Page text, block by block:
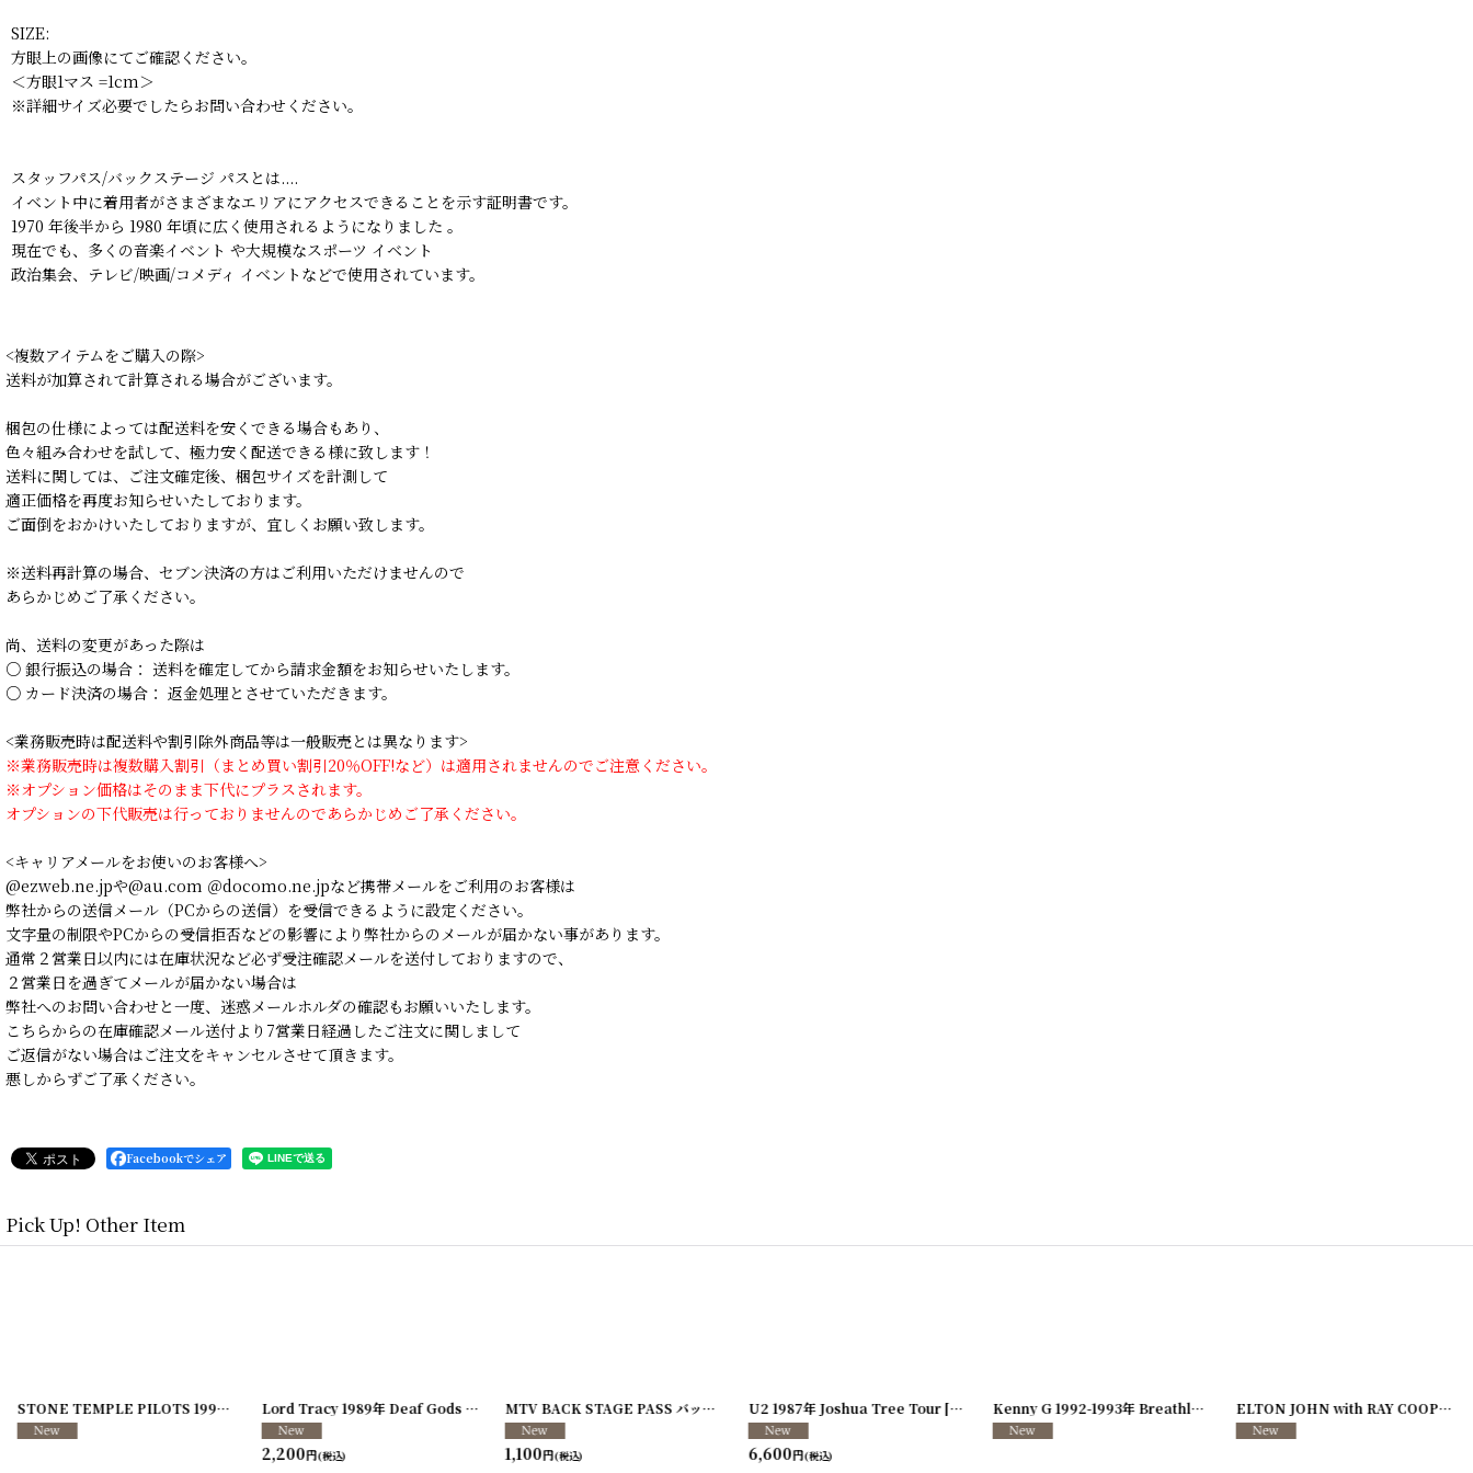
SIZE:
方眼上の画像にてご確認ください。
＜方眼1マス =1cm＞
※詳細サイズ必要でしたらお問い合わせください。
スタッフパス/バックステージ パスとは....
イベント中に着用者がさまざまなエリアにアクセスできることを示す証明書です。
1970 年後半から 1980 年頃に広く使用されるようになりました 。
現在でも、多くの音楽イベント や大規模なスポーツ イベント
政治集会、テレビ/映画/コメディ イベントなどで使用されています。
<複数アイテムをご購入の際>
送料が加算されて計算される場合がございます。
梱包の仕様によっては配送料を安くできる場合もあり、
色々組み合わせを試して、極力安く配送できる様に致します！
送料に関しては、ご注文確定後、梱包サイズを計測して
適正価格を再度お知らせいたしております。
ご面倒をおかけいたしておりますが、宜しくお願い致します。
※送料再計算の場合、セブン決済の方はご利用いただけませんので
あらかじめご了承ください。
尚、送料の変更があった際は
○ 銀行振込の場合： 送料を確定してから請求金額をお知らせいたします。
○ カード決済の場合： 返金処理とさせていただきます。
<業務販売時は配送料や割引除外商品等は一般販売とは異なります>
※業務販売時は複数購入割引（まとめ買い割引20％OFF!など）は適用されませんのでご注意ください。
※オプション価格はそのまま下代にプラスされます。
オプションの下代販売は行っておりませんのであらかじめご了承ください。
<キャリアメールをお使いのお客様へ>
@ezweb.ne.jpや@au.com ＠docomo.ne.jpなど携帯メールをご利用のお客様は
弊社からの送信メール（PCからの送信）を受信できるように設定ください。
文字量の制限やPCからの受信拒否などの影響により弊社からのメールが届かない事があります。
通常２営業日以内には在庫状況など必ず受注確認メールを送付しておりますので、
２営業日を過ぎてメールが届かない場合は
弊社へのお問い合わせと一度、迷惑メールホルダの確認もお願いいたします。
こちらからの在庫確認メール送付より7営業日経過したご注文に関しまして
ご返信がない場合はご注文をキャンセルさせて頂きます。
悪しからずご了承ください。
Facebookでシェア
Pick Up! Other Item
[250117-70] STONE TEMPLE PILOTS 1996-1997年 TOUR96/97 [241216-11] Lord Tracy 1989年 Deaf Gods of Babylon Tour [ 250117-80]
2,200円(税込)
MTV BACK STAGE PASS バックステージパス/スタッフパス [250213-26]
1,100円(税込)
U2 1987年 Joshua Tree Tour[250726-08]
6,600円(税込)
Kenny G 1992-1993年 Breathless Tour [250117-127] ELTON JOHN with RAY COOPER 1995年 Evening Tour